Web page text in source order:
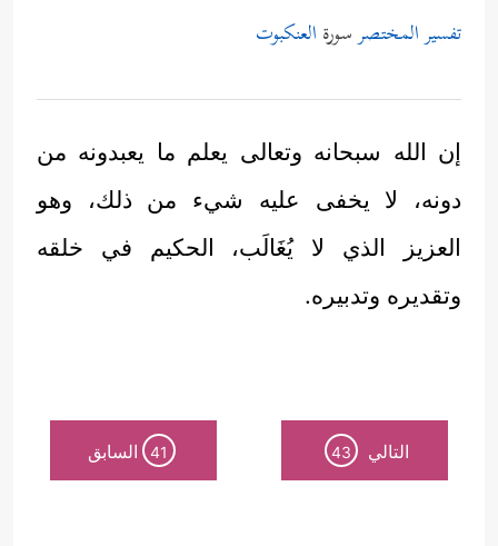
تفسير المختصرسورة العنكبوت
إن الله سبحانه وتعالى يعلم ما يعبدونه من
دونه، لا يخفى عليه شيء من ذلك، وهو
العزيز الذي لا يُغَالَب، الحكيم في خلقه
وتقديره وتدبيره.
التالي 43
41 السابق